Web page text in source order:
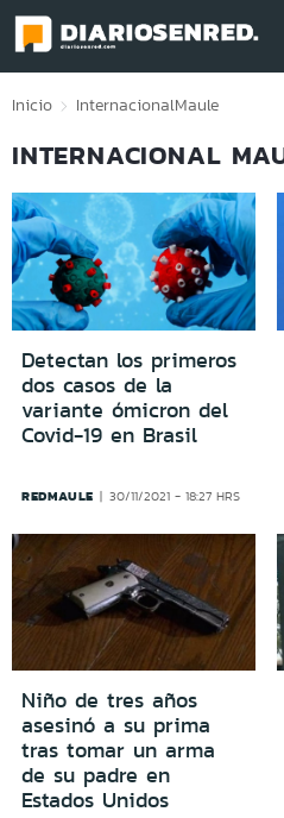
Click acá para ir directamente
Inicio InternacionalMaule
INTERNACIONAL
Detectan los primeros
dos casos de la
variante ómicron del
Covid-19 en Brasil
REDMAULE 30/11/2021 - 18:27 HRS
Niño de tres años
asesinó a su prima
tras tomar un arma
de su padre en
Estados Unidos